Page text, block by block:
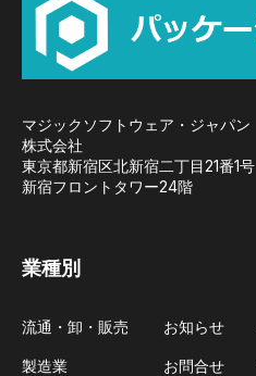
マジックソフトウェア・ジャパン
株式会社
東京都新宿区北新宿二丁目21番1号
新宿フロントタワー24階
業種別
流通・卸・販売
製造業
お知らせ
お問合せ